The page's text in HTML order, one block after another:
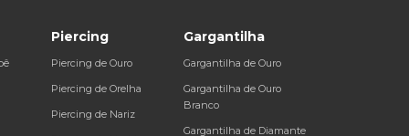
Piercing
Piercing de Ouro
Piercing de Orelha
Piercing de Nariz
Gargantilha
Gargantilha de Ouro
Gargantilha de Ouro
Branco
Gargantilha de Diamante